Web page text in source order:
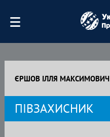
ЄРШОВ ІЛЛЯ МАКСИМОВИЧ
ПІВЗАХИСНИК